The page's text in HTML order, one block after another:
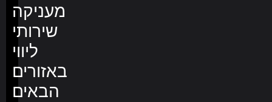
מעניקה
שירותי
ליווי
באזורים
הבאים